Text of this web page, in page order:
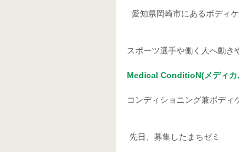
愛知県岡崎市にあるボディ
スポーツ選手や働く人へ動き
Medical ConditioN(メディカ
コンディショニング兼ボディ
先日、募集したまちゼミ